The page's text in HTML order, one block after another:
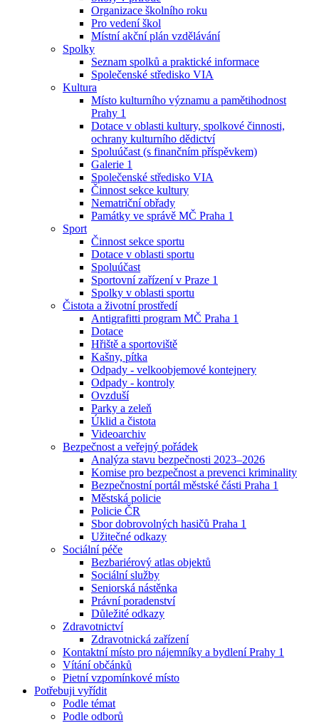
Organizace školního roku
Pro vedení škol
Místní akční plán vzdělávání
Spolky
Seznam spolků a praktické informace
Společenské středisko VIA
Kultura
Místo kulturního významu a pamětihodnost
Prahy 1
Dotace v oblasti kultury, spolkové činnosti,
ochrany kulturního dědictví
Spoluúčast (s finančním příspěvkem)
Galerie 1
Společenské středisko VIA
Činnost sekce kultury
Nematriční obřady
Památky ve správě MČ Praha 1
Sport
Činnost sekce sportu
Dotace v oblasti sportu
Spoluúčast
Sportovní zařízení v Praze 1
Spolky v oblasti sportu
Čistota a životní prostředí
Antigrafitti program MČ Praha 1
Dotace
Hřiště a sportoviště
Kašny, pítka
Odpady - velkoobjemové kontejnery
Odpady - kontroly
Ovzduší
Parky a zeleň
Úklid a čistota
Videoarchiv
Bezpečnost a veřejný pořádek
Analýza stavu bezpečnosti 2023–2026
Komise pro bezpečnost a prevenci kriminality
Bezpečnostní portál městské části Praha 1
Městská policie
Policie ČR
Sbor dobrovolných hasičů Praha 1
Užitečné odkazy
Sociální péče
Bezbariérový atlas objektů
Sociální služby
Seniorská nástěnka
Právní poradenství
Důležité odkazy
Zdravotnictví
Zdravotnická zařízení
Kontaktní místo pro nájemníky a bydlení Prahy 1
Vítání občánků
Pietní vzpomínkové místo
Potřebuji vyřídit
Podle témat
Podle odborů